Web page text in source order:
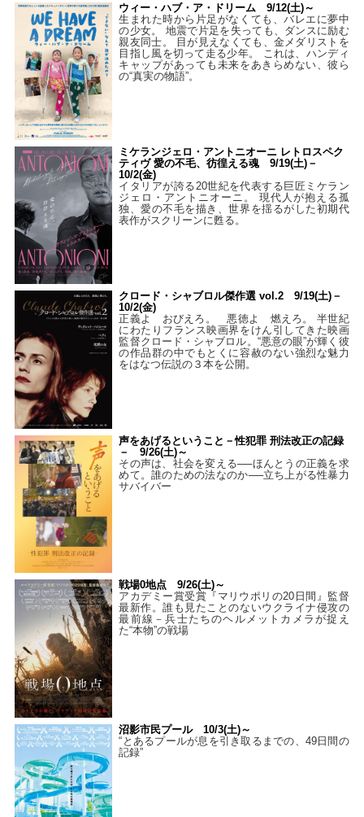
ウィー・ハブ・ア・ドリーム 9/12(土)～
生まれた時から片足がなくても、バレエに夢中
の少女。 地震で片足を失っても、ダンスに励む
親友同士。 目が見えなくても、金メダリストを
目指し風を切って走る少年。 これは、ハンディ
キャップがあっても未来をあきらめない、彼ら
の“真実の物語”。
ミケランジェロ・アントニオーニ レトロスペク
ティヴ 愛の不毛、彷徨える魂 9/19(土)－
10/2(金)
イタリアが誇る20世紀を代表する巨匠ミケラン
ジェロ・アントニオーニ。 現代人が抱える孤
独、愛の不毛を描き、世界を揺るがした初期代
表作がスクリーンに甦る。
クロード・シャブロル傑作選 vol.2 9/19(土)－
10/2(金)
正義よ おびえろ。 悪徳よ 燃えろ。 半世紀
にわたりフランス映画界をけん引してきた映画
監督クロード・シャブロル。“悪意の眼”が輝く彼
の作品群の中でもとくに容赦のない強烈な魅力
をはなつ伝説の３本を公開。
声をあげるということ－性犯罪 刑法改正の記録
－ 9/26(土)～
その声は、社会を変える──ほんとうの正義を求
めて。誰のための法なのか──立ち上がる性暴力
サバイバー
戦場0地点 9/26(土)～
アカデミー賞受賞『マリウポリの20日間』監督
最新作。誰も見たことのないウクライナ侵攻の
最前線－兵士たちのヘルメットカメラが捉え
た“本物”の戦場
沼影市民プール 10/3(土)～
“とあるプールが息を引き取るまでの、49日間の
記録”